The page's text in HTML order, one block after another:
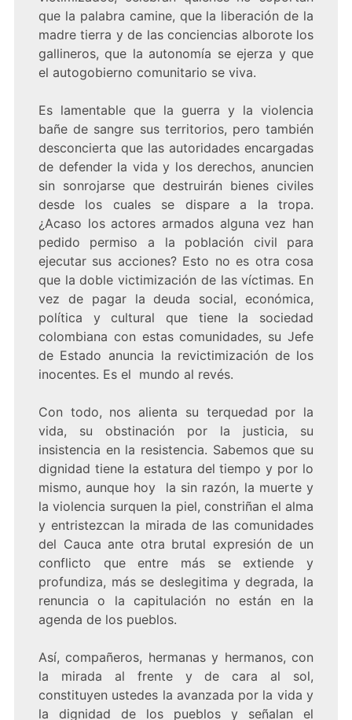
que la palabra camine, que la liberación de la
madre tierra y de las conciencias alborote los
gallineros, que la autonomía se ejerza y que
el autogobierno comunitario se viva.
Es lamentable que la guerra y la violencia
bañe de sangre sus territorios, pero también
desconcierta que las autoridades encargadas
de defender la vida y los derechos, anuncien
sin sonrojarse que destruirán bienes civiles
desde los cuales se dispare a la tropa.
¿Acaso los actores armados alguna vez han
pedido permiso a la población civil para
ejecutar sus acciones? Esto no es otra cosa
que la doble victimización de las víctimas. En
vez de pagar la deuda social, económica,
política y cultural que tiene la sociedad
colombiana con estas comunidades, su Jefe
de Estado anuncia la revictimización de los
inocentes. Es el mundo al revés.
Con todo, nos alienta su terquedad por la
vida, su obstinación por la justicia, su
insistencia en la resistencia. Sabemos que su
dignidad tiene la estatura del tiempo y por lo
mismo, aunque hoy la sin razón, la muerte y
la violencia surquen la piel, constriñan el alma
y entristezcan la mirada de las comunidades
del Cauca ante otra brutal expresión de un
conflicto que entre más se extiende y
profundiza, más se deslegitima y degrada, la
renuncia o la capitulación no están en la
agenda de los pueblos.
Así, compañeros, hermanas y hermanos, con
la mirada al frente y de cara al sol,
constituyen ustedes la avanzada por la vida y
la dignidad de los pueblos y señalan el